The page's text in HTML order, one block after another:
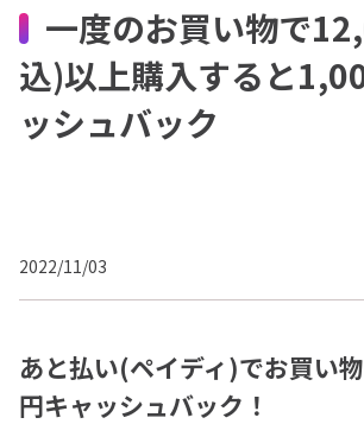
一度のお買い物で
込)以上購入すると
ッシュバック
2022/11/03
あと払い(ペイディ)でお買い
円キャッシュバック！